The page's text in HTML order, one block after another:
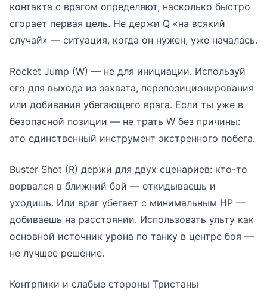
контакта с врагом определяют, насколько быстро
сгорает первая цель. Не держи Q «на всякий
случай» — ситуация, когда он нужен, уже началась.
Rocket Jump (W) — не для инициации. Используй
его для выхода из захвата, перепозиционирования
или добивания убегающего врага. Если ты уже в
безопасной позиции — не трать W без причины:
это единственный инструмент экстренного побега.
Buster Shot (R) держи для двух сценариев: кто-то
ворвался в ближний бой — откидываешь и
уходишь. Или враг убегает с минимальным HP —
добиваешь на расстоянии. Использовать ульту как
основной источник урона по танку в центре боя —
не лучшее решение.
Контрпики и слабые стороны Тристаны